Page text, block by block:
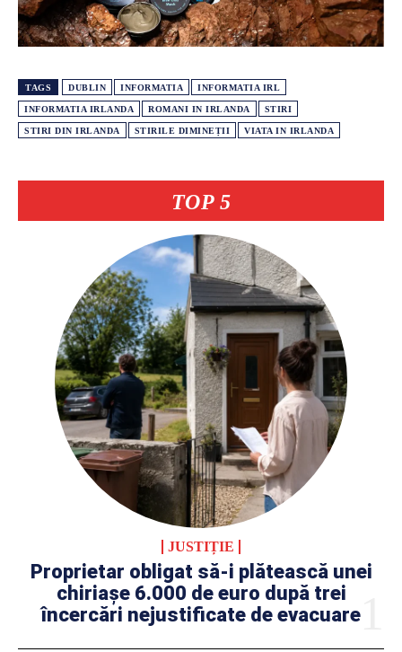
TOP 5
JUSTIȚIE
Proprietar obligat să-i plătească unei
chiriașe 6.000 de euro după trei
încercări nejustificate de evacuare
TAGS DUBLIN INFORMATIA INFORMATIA IRL
INFORMATIA IRLANDA ROMANI IN IRLANDA STIRI
STIRI DIN IRLANDA STIRILE DIMINEȚII VIATA IN IRLANDA